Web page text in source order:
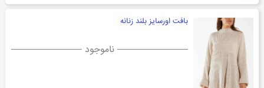
بافت اورسایز بلند زنانه
ناموجود